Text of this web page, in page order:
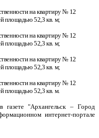
на квартиру № 12
площадью 52,3 кв. м;
на квартиру № 12
площадью 52,3 кв. м;
на квартиру № 12
площадью 52,3 кв. м;
на квартиру № 12
площадью 52,3 кв. м.
газете "Архангельск – Город
интернет-портале